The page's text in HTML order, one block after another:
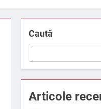
Caută
Articole